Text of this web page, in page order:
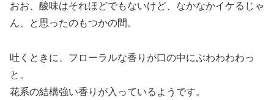
おお、酸味はそれほどでもないけど、なかなかイケるじゃ
ん、と思ったのもつかの間。
吐くときに、フローラルな香りが口の中にぶわわわわっ
と。
花系の結構強い香りが入っているようです。